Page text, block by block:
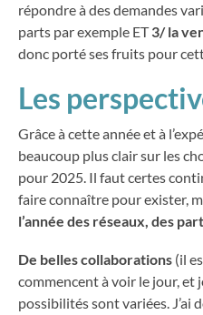
répondre à des demandes
parts par exemple ET3/ la
donc porté ses fruits pour
Les
Grâce à cette année et à
beaucoup plus clair sur les
pour 2025. Il faut certes
faire connaître pour exister,
l’année des réseaux, des
De belles collaborations (il
commencent à voir le jour, et
possibilités sont variées. J’ai